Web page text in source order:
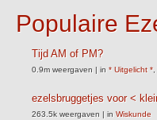
Populaire
Tijd AM of PM?
0.9m weergaven | in * Uitgelicht *
ezelsbruggetjes voor <
263.5k weergaven | in Wiskunde